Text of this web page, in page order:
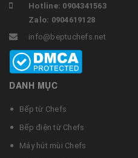
Hotline: 0904341563
Zalo: 0904619128
info@beptuchefs.net
DANH MỤC
Bếp từ Chefs
Bếp điện từ Chefs
Máy hút mùi Chefs